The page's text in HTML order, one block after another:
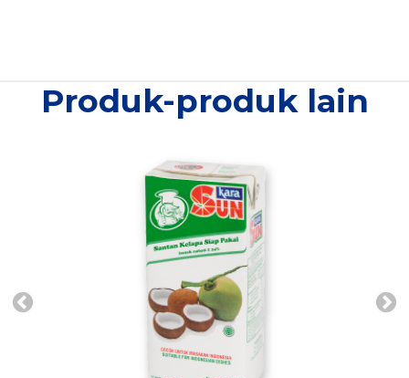
Produk-produk lain